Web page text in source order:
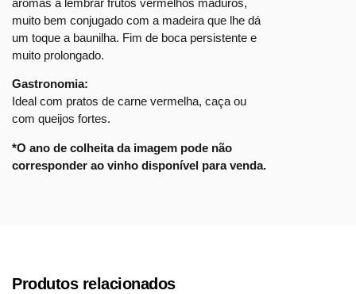
aromas a lembrar frutos vermelhos maduros,
muito bem conjugado com a madeira que lhe dá
um toque a baunilha. Fim de boca persistente e
muito prolongado.
Gastronomia:
Ideal com pratos de carne vermelha, caça ou
com queijos fortes.
*O ano de colheita da imagem pode não
corresponder ao vinho disponível para venda.
Produtos relacionados